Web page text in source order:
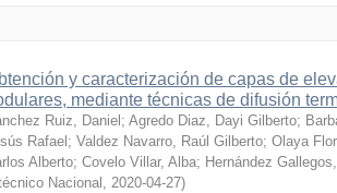
y caracterización de capas de
mediante técnicas de difusión
Ruiz, Daniel ; Agredo Diaz, Dayi Gilberto;
Rafael ; Valdez Navarro, Raúl Gilberto; Olaya
Alberto; Covelo Villar, Alba; Hernández
Nacional , 2020-04-27)